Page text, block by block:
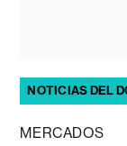
NOTICIAS DEL
MERCADOS